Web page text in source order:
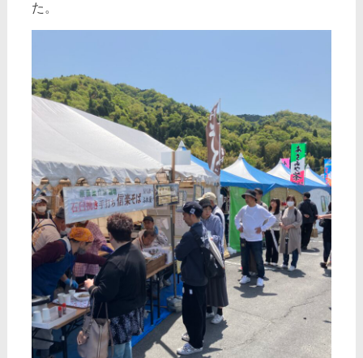
た。